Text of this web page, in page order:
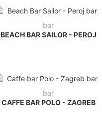
bar
BEACH BAR SAILOR - PEROJ
bar
CAFFE BAR POLO - ZAGREB